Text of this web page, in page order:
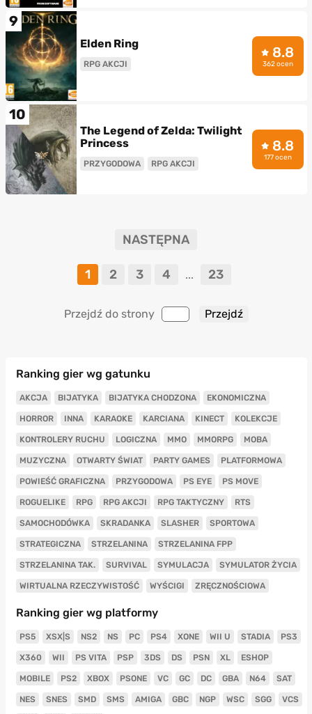
9
Elden Ring
RPG AKCJI
8.8
362 ocen
10
The Legend of Zelda: Twilight
Princess
PRZYGODOWA RPG AKCJI
8.8
177 ocen
NASTĘPNA
1 2 3 4 ... 23
Przejdź do strony
Ranking gier wg gatunku
AKCJA BIJATYKA BIJATYKA CHODZONA EKONOMICZNA
HORROR INNA KARAOKE KARCIANA KINECT KOLEKCJE
KONTROLERY RUCHU LOGICZNA MMO MMORPG MOBA
MUZYCZNA OTWARTY ŚWIAT PARTY GAMES PLATFORMOWA
POWIEŚĆ GRAFICZNA PRZYGODOWA PS EYE PS MOVE
ROGUELIKE RPG RPG AKCJI RPG TAKTYCZNY RTS
SAMOCHODÓWKA SKRADANKA SLASHER SPORTOWA
STRATEGICZNA STRZELANINA STRZELANINA FPP
STRZELANINA TAK. SURVIVAL SYMULACJA SYMULATOR ŻYCIA
WIRTUALNA RZECZYWISTOŚĆ WYŚCIGI ZRĘCZNOŚCIOWA
Ranking gier wg platformy
PS5 XSX|S NS2 NS PC PS4 XONE WII U STADIA PS3
X360 WII PS VITA PSP 3DS DS PSN XL ESHOP
MOBILE PS2 XBOX PSONE VC GC DC GBA N64 SAT
NES SNES SMD SMS AMIGA GBC NGP WSC SGG VCS